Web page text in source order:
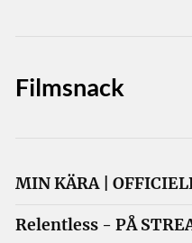
Filmsnack
MIN KÄRA |
Relentless - PÅ